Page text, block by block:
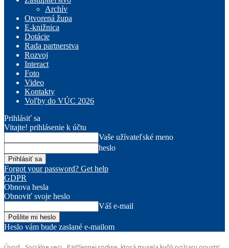
Archív
Otvorená župa
E-knižnica
Dotácie
Rada partnerstva
Rozvoj
Interact
Foto
Video
Kontakty
Voľby do VÚC 2026
Prihlásiť sa
Vitajte! prihlásenie k účtu
Vaše užívateľské meno
heslo
Forgot your password? Get help
GDPR
Obnova hesla
Obnoviť svoje heslo
Váš e-mail
Heslo vám bude zaslané e-mailom